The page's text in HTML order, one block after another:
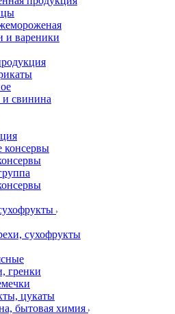
и вареники
и свинина
сухофрукты
гренки
цукаты
бытовая химия